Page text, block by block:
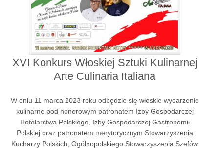
XVI Konkurs Włoskiej Sztuki Kulinarnej
Arte Culinaria Italiana
W dniu 11 marca 2023 roku odbędzie się włoskie wydarzenie
kulinarne pod honorowym patronatem Izby Gospodarczej
Hotelarstwa Polskiego, Izby Gospodarczej Gastronomii
Polskiej oraz patronatem merytorycznym Stowarzyszenia
Kucharzy Polskich, Ogólnopolskiego Stowarzyszenia Szefów